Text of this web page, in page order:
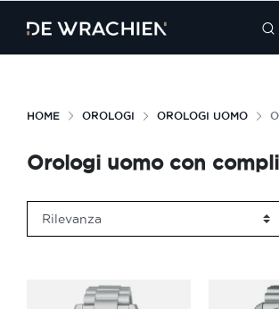
search
HOME OROLOGI OROLOGI UOMO
Orologi uomo con